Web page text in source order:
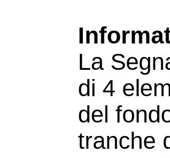
La
di 4
del
tranche